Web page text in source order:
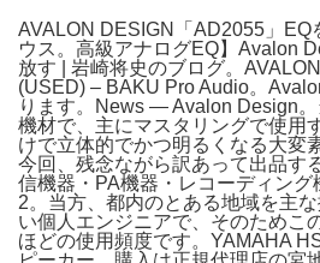
AVALON DESIGN「AD2055」EQ
ウス。高級アナログEQ】Avalon
放す | 岩崎将史のブログ。
(USED) – BAKU Pro Audio。
ります。News — Avalon Design
機材で、主にマスタリングで使用
けで立体的でかつ明るくなる大変
今回、残念ながら訳あって出品す
信機器・PA機器・レコーディン
2。当方、都内のとある地域を主
い個人エンジニアで、そのためこ
ほどの使用頻度です。YAMAHA